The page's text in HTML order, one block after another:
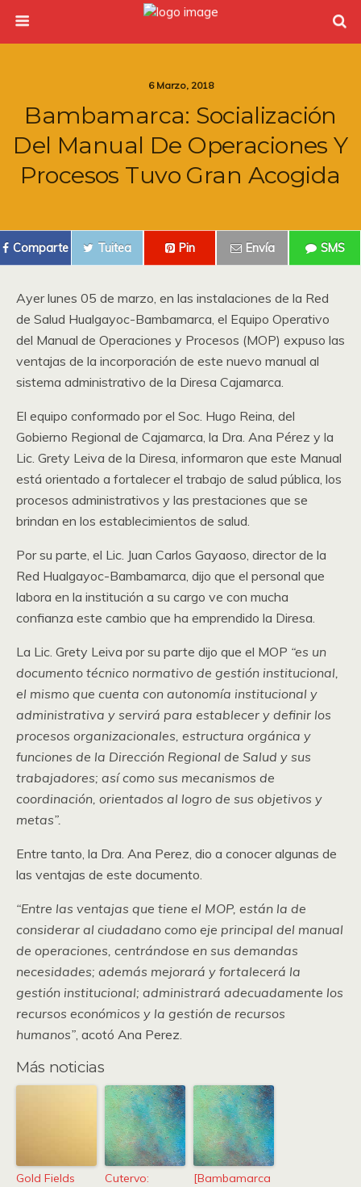
6 Marzo, 2018
Bambamarca: Socialización
Del Manual De Operaciones Y
Procesos Tuvo Gran Acogida
Comparte Tuitea Pin Envía SMS
Ayer lunes 05 de marzo, en las instalaciones de la Red
de Salud Hualgayoc-Bambamarca, el Equipo Operativo
del Manual de Operaciones y Procesos (MOP) expuso las
ventajas de la incorporación de este nuevo manual al
sistema administrativo de la Diresa Cajamarca.
El equipo conformado por el Soc. Hugo Reina, del
Gobierno Regional de Cajamarca, la Dra. Ana Pérez y la
Lic. Grety Leiva de la Diresa, informaron que este Manual
está orientado a fortalecer el trabajo de salud pública, los
procesos administrativos y las prestaciones que se
brindan en los establecimientos de salud.
Por su parte, el Lic. Juan Carlos Gayaoso, director de la
Red Hualgayoc-Bambamarca, dijo que el personal que
labora en la institución a su cargo ve con mucha
confianza este cambio que ha emprendido la Diresa.
La Lic. Grety Leiva por su parte dijo que el MOP “es un
documento técnico normativo de gestión institucional,
el mismo que cuenta con autonomía institucional y
administrativa y servirá para establecer y definir los
procesos organizacionales, estructura orgánica y
funciones de la Dirección Regional de Salud y sus
trabajadores; así como sus mecanismos de
coordinación, orientados al logro de sus objetivos y
metas”.
Entre tanto, la Dra. Ana Perez, dio a conocer algunas de
las ventajas de este documento.
“Entre las ventajas que tiene el MOP, están la de
considerar al ciudadano como eje principal del manual
de operaciones, centrándose en sus demandas
necesidades; además mejorará y fortalecerá la
gestión institucional; administrará adecuadamente los
recursos económicos y la gestión de recursos
humanos”, acotó Ana Perez.
Más noticias
Gold Fields
Cutervo:
[Bambamarca